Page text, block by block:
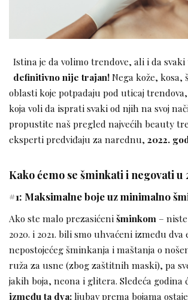
Istina je da volimo trendove, ali i da
definitivno nije trajan!Nega kože, kosa,
oblasti koje potpadaju pod uticaj
koja voli da isprati svaki od njih na svoj
propustite naš pregled najvećih beauty
eksperti predviđaju za narednu, 2022.
Kako ćemo se šminkati i negovati u
#1: Maksimalne boje uz minimalno
Ako ste malo prezasićenišminkom –
2020. i 2021. bili smo uhvaćeni između dva
nepostojećeg šminkanja i maštanja o
ruža za usne (zbog zaštitnih maski), pa
jakih boja, neona i glitera. Sledeća godina
između ta dva:ljubav prema bojama